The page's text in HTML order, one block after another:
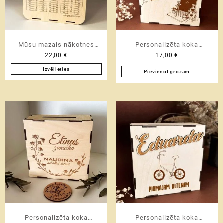
on
the
product
page
Mūsu mazais nākotnes
fonds | Personalizēta koka
krājkase ar mērķa summu L
izmērs
22,00 €
Izvēlieties
This
has
multiple
variants.
The
options
may
be
chosen
on
the
product
page
Personalizēta koka
krājkase | DATORAM |
mērķa krājkase ar cipariem
M izmērs
17,00€
Pievienot grozam
Personalizēta koka
Personalizēta koka